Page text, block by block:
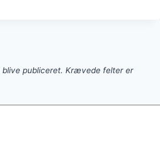
publiceret. Krævede felter er